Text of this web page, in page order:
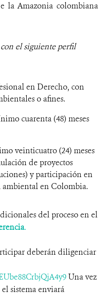
la Amazonia colombiana
el siguiente perfil
en Derecho, con
o afines.
cuarenta (48) meses
veinticuatro (24) meses
de proyectos
y participación en
ambiental en Colombia.
del proceso en el
.
deberán diligenciar
Una vez
sistema enviará